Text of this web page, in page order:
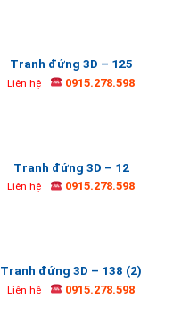
Tranh đứng 3D – 125
Liên hệ 0915.278.598
Tranh đứng 3D – 12
Liên hệ 0915.278.598
Tranh đứng 3D – 138 (2)
Liên hệ 0915.278.598